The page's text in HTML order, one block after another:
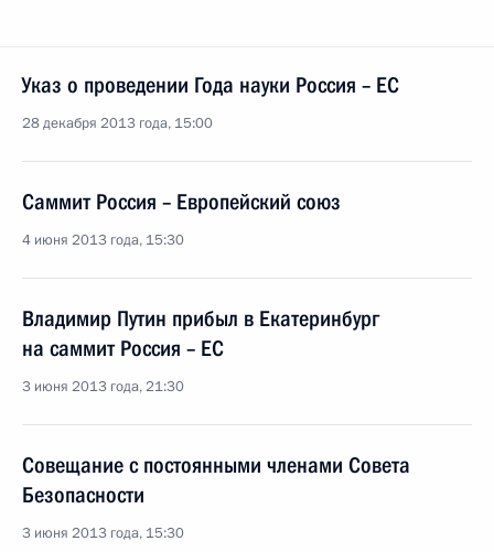
Указ о проведении Года науки Россия – ЕС
28 декабря 2013 года, 15:00
Саммит Россия – Европейский союз
4 июня 2013 года, 15:30
Владимир Путин прибыл в Екатеринбург
на саммит Россия – ЕС
3 июня 2013 года, 21:30
Совещание с постоянными членами Совета
Безопасности
3 июня 2013 года, 15:30